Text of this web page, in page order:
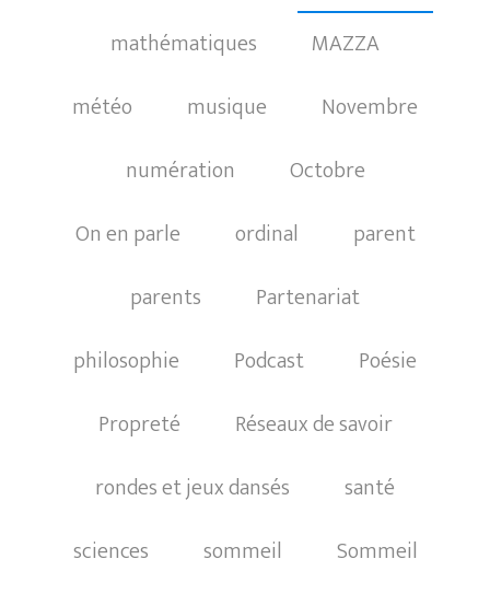
mathématiques
MAZZA
météo
musique
Novembre
numération
Octobre
On en parle
ordinal
parent
parents
Partenariat
philosophie
Podcast
Poésie
Propreté
Réseaux de savoir
rondes et jeux dansés
santé
sciences
sommeil
Sommeil